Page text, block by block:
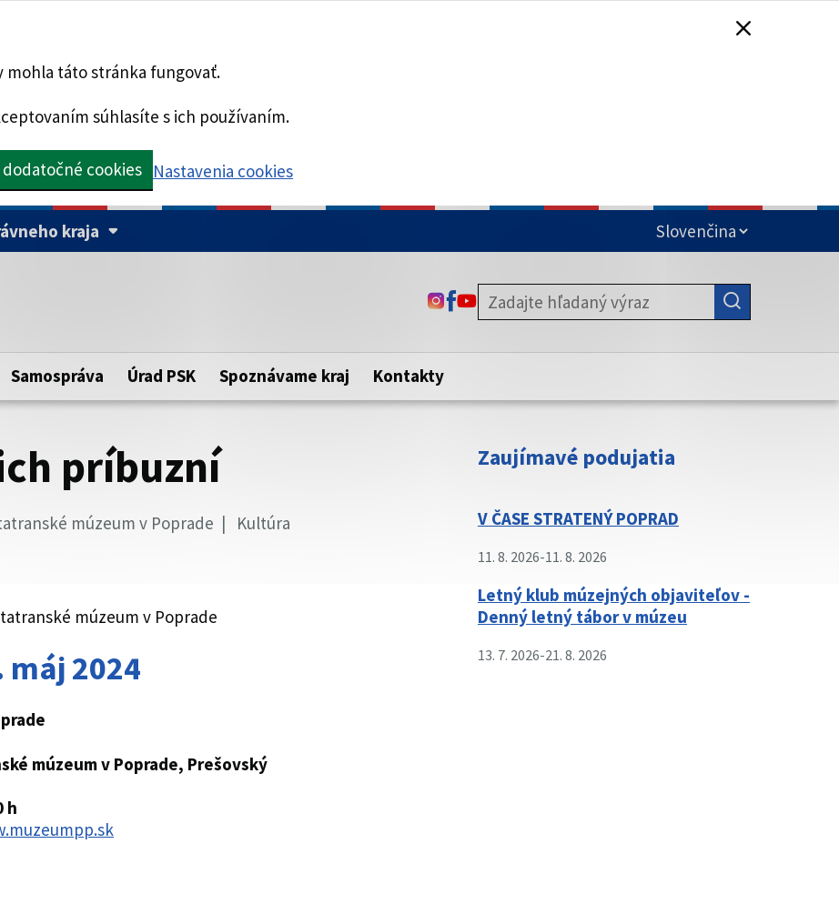
mohla táto stránka fungovať.
súhlasíte s ich používaním.
cookies Nastavenia cookies
kraja
samosprávneho kraja.
Táto stránka je zabezpečená
zabezpečenú webovú stránku. Zabezpečená stránka vždy začína
https:// pred názvom domény webového sídla.
ODKAZ SA OTVORÍ NA NOVEJ KARTE
ODKAZ SA OTVORÍ NA NOVEJ KARTE
ODKAZ SA OTVORÍ NA NOVEJ KARTE
Samospráva Úrad PSK Spoznávame kraj Kontakty
príbuzní
múzeum v Poprade Kultúra
múzeum v Poprade
máj 2024
múzeum v Poprade, Prešovský
h
Zaujímavé podujatia
V ČASE STRATENÝ POPRAD
11. 8. 2026-11. 8. 2026
Letný klub múzejných objaviteľov -
Denný letný tábor v múzeu
13. 7. 2026-21. 8. 2026